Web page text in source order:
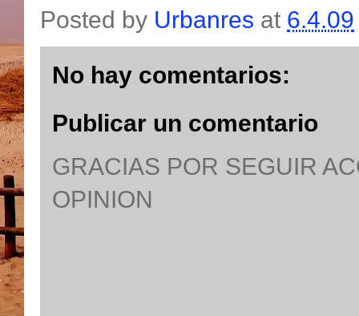
Posted by Urbanres at 6.4.09
No hay comentarios:
Publicar un comentario
GRACIAS POR SEGUIR
OPINION